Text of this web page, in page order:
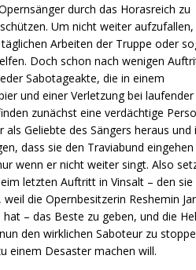
durch das Horasreich zu
Um nicht weiter aufzufallen,
Arbeiten der Truppe oder
Doch schon nach wenigen
Sabotageakte, die in einem
und einer Verletzung bei
zunächst eine verdächtige
als Geliebte des Sängers heraus und
dass sie den Traviabund eingehen
wenn er nicht weiter singt. Also
letzten Auftritt in Vinsalt – den sie
die Opernbesitzerin Reshemin
– das Beste zu geben, und die
den wirklichen Saboteur zu
einem Desaster machen will.